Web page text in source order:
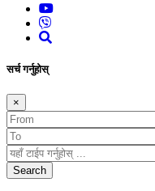
सर्च गर्नुहोस्
×
Search